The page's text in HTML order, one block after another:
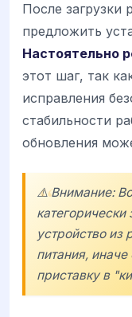
После загрузки
предложить
Настоятельно
этот шаг, так
исправления
стабильности
обновления
⚠️ Внимание:
устройство из
питания,
приставку в